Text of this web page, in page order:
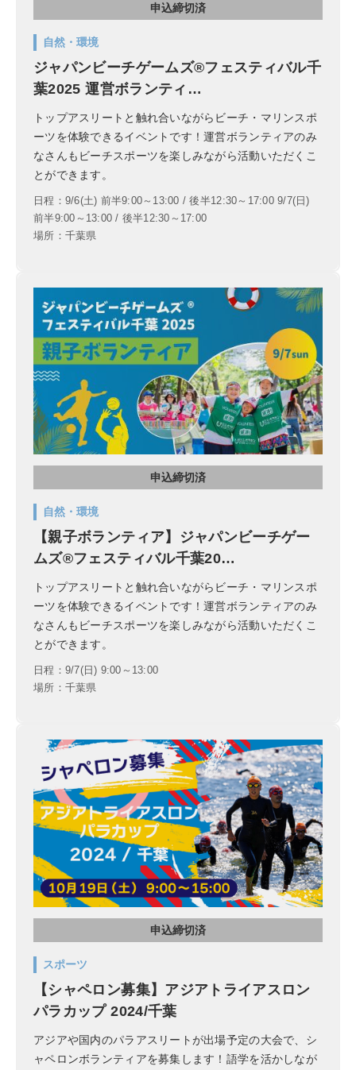
申込締切済
自然・環境
ジャパンビーチゲームズ®フェスティバル千
葉2025 運営ボランティ…
トップアスリートと触れ合いながらビーチ・マリンスポ
ーツを体験できるイベントです！運営ボランティアのみ
なさんもビーチスポーツを楽しみながら活動いただくこ
とができます。
日程：9/6(土) 前半9:00～13:00 / 後半12:30～17:00 9/7(日)
前半9:00～13:00 / 後半12:30～17:00
場所：千葉県
申込締切済
自然・環境
【親子ボランティア】ジャパンビーチゲー
ムズ®フェスティバル千葉20…
トップアスリートと触れ合いながらビーチ・マリンスポ
ーツを体験できるイベントです！運営ボランティアのみ
なさんもビーチスポーツを楽しみながら活動いただくこ
とができます。
日程：9/7(日) 9:00～13:00
場所：千葉県
申込締切済
スポーツ
【シャペロン募集】アジアトライアスロン
パラカップ 2024/千葉
アジアや国内のパラアスリートが出場予定の大会で、シ
ャペロンボランティアを募集します！語学を活かしなが